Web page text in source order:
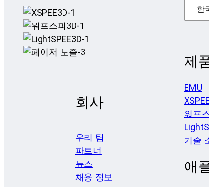
회사
우리 팀
파트너
뉴스
채용 정보
한
제
EMU
워프
기술
애